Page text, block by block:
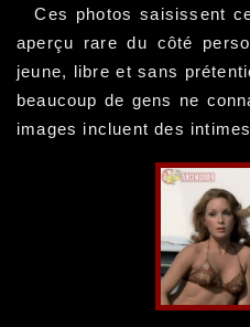
Ces photos saisissent
aperçu rare du côté
jeune, libre et sans
beaucoup de gens ne
images incluent des